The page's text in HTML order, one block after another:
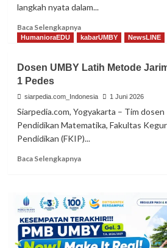
langkah nyata dalam...
Baca SelengkapnyaRead
more
UMBY
Siswa
Perkebunan
MM
52
Pupuk
HumanioraEDU kabarUMBY NewsLINE
Dosen UMBY Latih Metode
1 Pedes
siarpedia.com_Indonesia 1 Juni 2026
Siarpedia.com, Yogyakarta – Tim
Pendidikan Matematika, Fakultas
Pendidikan (FKIP)...
Baca SelengkapnyaRead
UMBY
Latih
Metode
Jarimatika